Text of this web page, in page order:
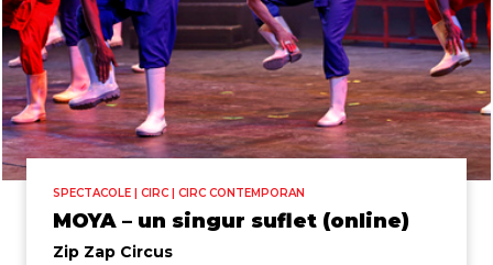
SPECTACOLE | CIRC | CIRC CONTEMPORAN
MOYA – un singur suflet (online)
Zip Zap Circus